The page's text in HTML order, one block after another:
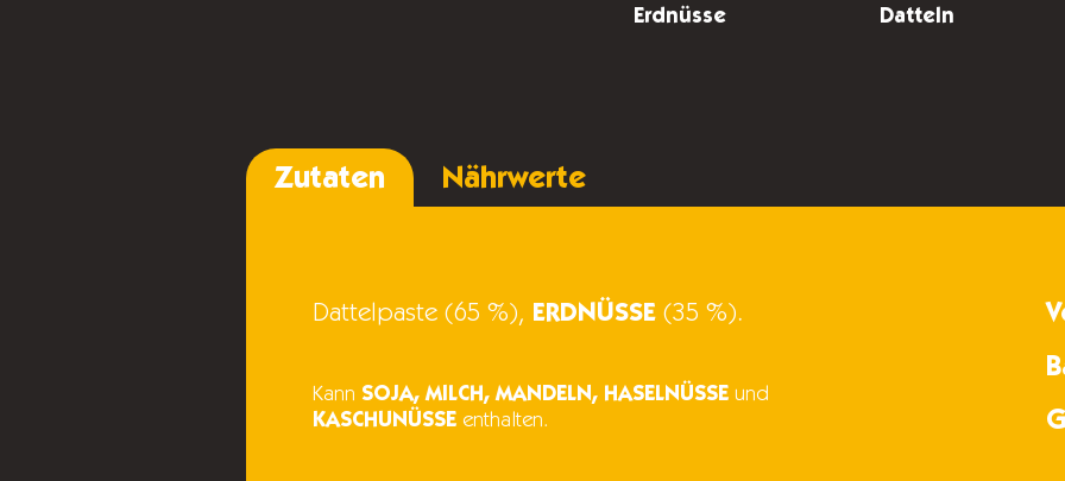
Erdnüsse Datteln
Zutaten Nährwerte
Dattelpaste (65 %), ERDNÜSSE (35 %).
Kann SOJA, MILCH, MANDELN, HASELNÜSSE und
KASCHUNÜSSE enthalten.